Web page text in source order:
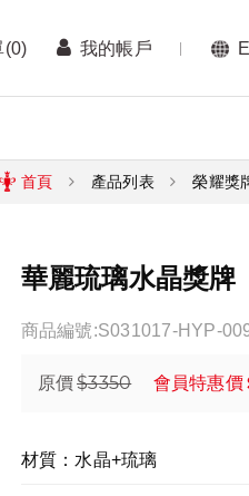
(0) 我的帳戶
首頁 產品列表 榮耀獎
華麗琉璃水晶獎牌
商品編號:S031017-HYP-
原價$3350 會員特惠價
材質：水晶+琉璃